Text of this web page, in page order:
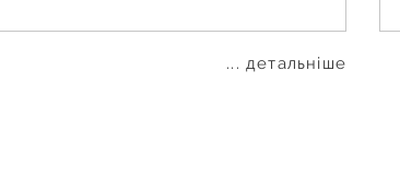
... детальніше